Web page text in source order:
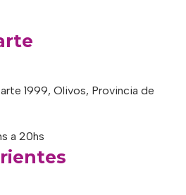
1999, Olivos, Provincia de
a 20hs